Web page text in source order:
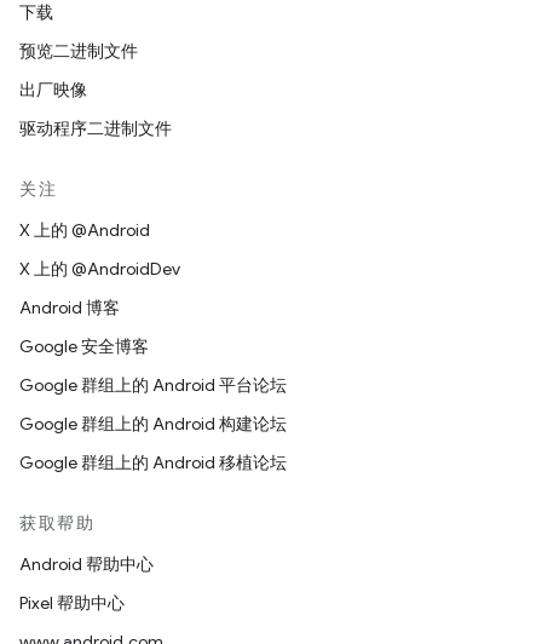
下载
预览二进制文件
出厂映像
驱动程序二进制文件
关注
X 上的 @Android
X 上的 @AndroidDev
Android 博客
Google 安全博客
Google 群组上的 Android 平台论坛
Google 群组上的 Android 构建论坛
Google 群组上的 Android 移植论坛
获取帮助
Android 帮助中心
Pixel 帮助中心